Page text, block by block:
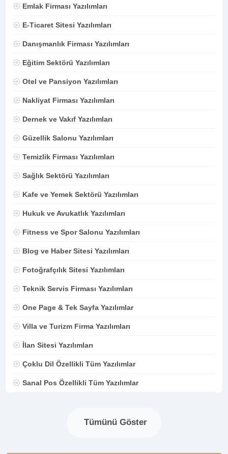
Emlak Firması Yazılımları
E-Ticaret Sitesi Yazılımları
Danışmanlık Firması Yazılımları
Eğitim Sektörü Yazılımları
Otel ve Pansiyon Yazılımları
Nakliyat Firması Yazılımları
Dernek ve Vakıf Yazılımları
Güzellik Salonu Yazılımları
Temizlik Firması Yazılımları
Sağlık Sektörü Yazılımları
Kafe ve Yemek Sektörü Yazılımları
Hukuk ve Avukatlık Yazılımları
Fitness ve Spor Salonu Yazılımları
Blog ve Haber Sitesi Yazılımları
Fotoğrafçılık Sitesi Yazılımları
Teknik Servis Firması Yazılımları
One Page & Tek Sayfa Yazılımlar
Villa ve Turizm Firma Yazılımları
İlan Sitesi Yazılımları
Çoklu Dil Özellikli Tüm Yazılımlar
Sanal Pos Özellikli Tüm Yazılımlar
Tümünü Göster